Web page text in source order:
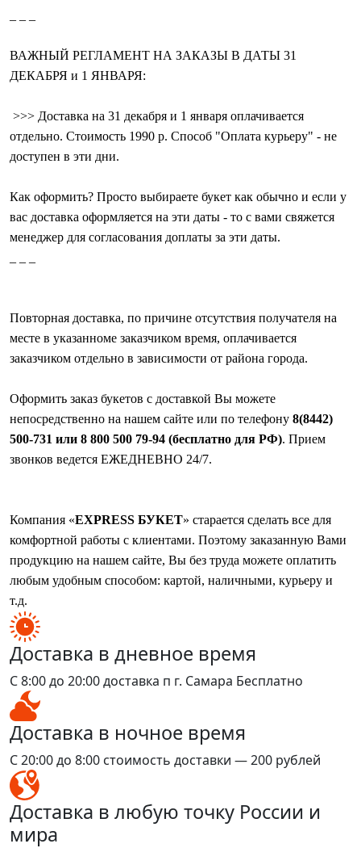
ВАЖНЫЙ РЕГЛАМЕНТ НА ЗАКАЗЫ В ДАТЫ 31
ДЕКАБРЯ и 1 ЯНВАРЯ:
>>> Доставка на 31 декабря и 1 января оплачивается
отдельно. Стоимость 1990 р. Способ "Оплата курьеру" - не
доступен в эти дни.
Как оформить? Просто выбираете букет как обычно и если у
вас доставка оформляется на эти даты - то с вами свяжется
менеджер для согласования доплаты за эти даты.
Повторная доставка, по причине отсутствия получателя на
месте в указанноме заказчиком время, оплачивается
заказчиком отдельно в зависимости от района города.
Оформить заказ букетов с доставкой Вы можете
непосредственно на нашем сайте или по телефону 8(8442)
500-731 или 8 800 500 79-94 (бесплатно для РФ). Прием
звонков ведется ЕЖЕДНЕВНО 24/7.
Компания «EXPRESS БУКЕТ» старается сделать все для
комфортной работы с клиентами. Поэтому заказанную Вами
продукцию на нашем сайте, Вы без труда можете оплатить
любым удобным способом: картой, наличными, курьеру и
т.д.
Доставка в дневное время
С 8:00 до 20:00 доставка п г. Самара Бесплатно
Доставка в ночное время
С 20:00 до 8:00 стоимость доставки — 200 рублей
Доставка в любую точку России и
мира